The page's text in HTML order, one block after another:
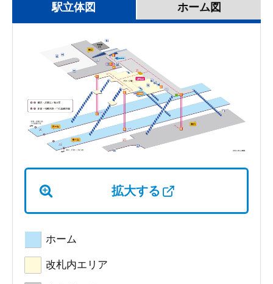
駅立体図 ホーム図
拡大する
ホーム
改札内エリア